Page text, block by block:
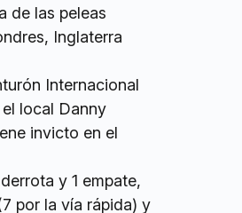
de las peleas
Inglaterra
Internacional
local Danny
invicto en el
y 1 empate,
por la vía rápida) y